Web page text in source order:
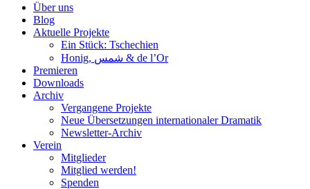
Über uns
Blog
Aktuelle Projekte
Ein Stück: Tschechien
Honig, شمس & de l’Or
Premieren
Downloads
Archiv
Vergangene Projekte
Neue Übersetzungen internationaler Dramatik
Newsletter-Archiv
Verein
Mitglieder
Mitglied werden!
Spenden